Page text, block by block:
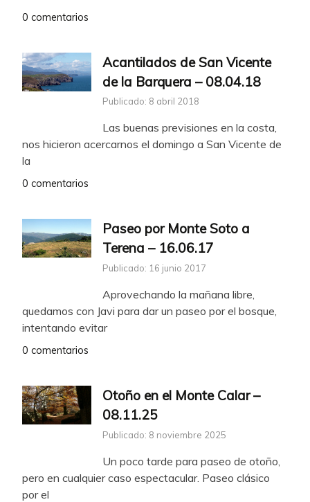
0 comentarios
Acantilados de San Vicente
de la Barquera – 08.04.18
Publicado: 8 abril 2018
Las buenas previsiones en la costa,
nos hicieron acercarnos el domingo a San Vicente de
la
0 comentarios
Paseo por Monte Soto a
Terena – 16.06.17
Publicado: 16 junio 2017
Aprovechando la mañana libre,
quedamos con Javi para dar un paseo por el bosque,
intentando evitar
0 comentarios
Otoño en el Monte Calar –
08.11.25
Publicado: 8 noviembre 2025
Un poco tarde para paseo de otoño,
pero en cualquier caso espectacular. Paseo clásico
por el